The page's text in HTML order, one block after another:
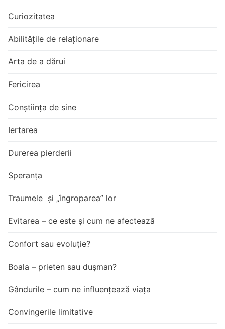
Curiozitatea
Abilitățile de relaționare
Arta de a dărui
Fericirea
Conștiința de sine
Iertarea
Durerea pierderii
Speranța
Traumele și „îngroparea” lor
Evitarea – ce este și cum ne afectează
Confort sau evoluție?
Boala – prieten sau dușman?
Gândurile – cum ne influențează viața
Convingerile limitative